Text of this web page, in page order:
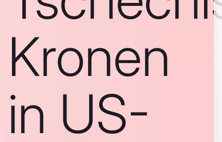
Kronen
in US-